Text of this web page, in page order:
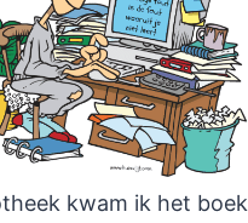
kwam ik het boek